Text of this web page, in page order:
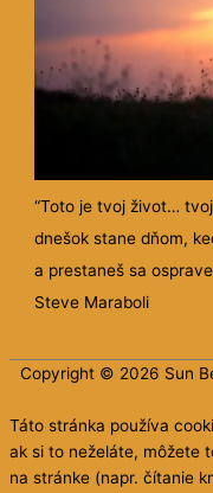
“Toto je tvoj život…
dnešok stane dňom,
a prestaneš sa
Steve Maraboli
Copyright © 2026 Sun
Táto stránka používa
ak si to neželáte, môžete
na stránke (napr. čítanie